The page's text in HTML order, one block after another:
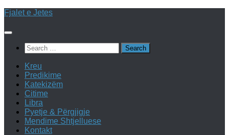
Skip
content
Fjalet e Jetes
Search
for:
Kreu
Predikime
Katekizëm
Citime
Libra
Pyetje & Përgjigje
Mendime Shtjelluese
Kontakt